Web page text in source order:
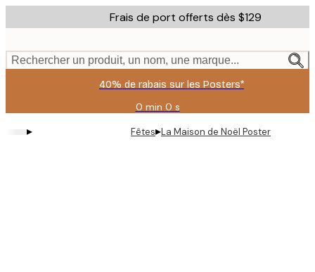
to
content.
Frais de port offerts dès $129
Rechercher un produit, un nom, une marque...
40% de rabais sur les Posters*
0 min 0 s
Valable
jusqu'au
:
▸ Fêtes▸La Maison de Noël Poster